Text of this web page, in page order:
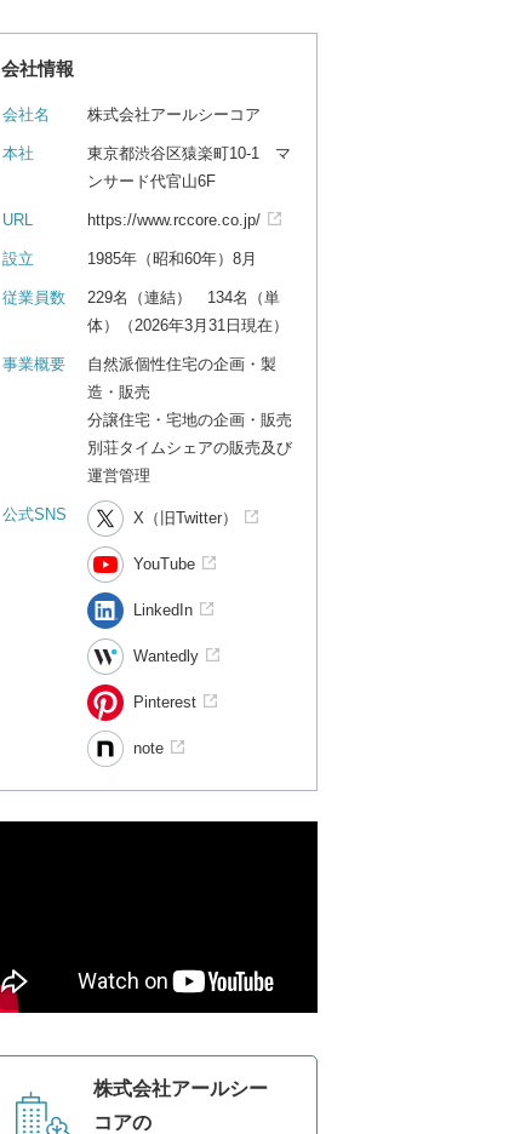
会社情報
会社名 株式会社アールシーコア
本社
東京都渋谷区猿楽町10-1 マ
ンサード代官山6F
URL https://www.rccore.co.jp/
設立 1985年（昭和60年）8月
従業員数
229名（連結） 134名（単
体）（2026年3月31日現在）
事業概要
自然派個性住宅の企画・製
造・販売
分譲住宅・宅地の企画・販売
別荘タイムシェアの販売及び
運営管理
公式SNS X（旧Twitter）
YouTube
LinkedIn
Wantedly
Pinterest
note
株式会社アールシー
コアの